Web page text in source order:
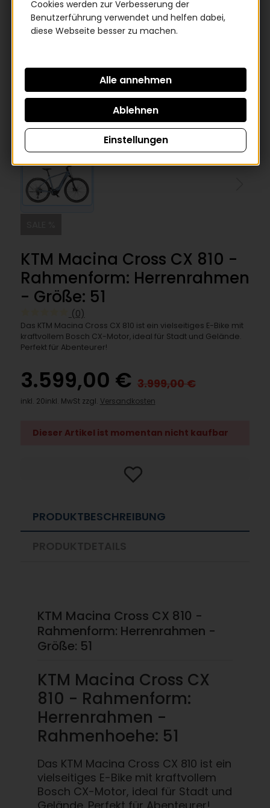
KTM Macina Cross CX 810 -
Rahmenform: Herrenrahmen
- Größe: 51
(0)
Das KTM Macina Cross CX 810 ist ein vielseitiges E-Bike mit
kraftvollem Bosch CX-Motor, ideal für Stadt und Gelände.
Perfekt für Abenteurer!
3.599,00 € 3.999,00 €
inkl. 20inkl. MwSt zzgl. Versandkosten
Dieser Artikel ist momentan nicht kaufbar
PRODUKTBESCHREIBUNG
KTM Macina Cross CX 810 -
Rahmenform: Herrenrahmen -
Größe: 51
KTM Macina Cross CX
810 - Rahmenform:
Herrenrahmen -
Rahmenhoehe: 51
Das KTM Macina Cross CX 810 ist ein
vielseitiges E-Bike mit kraftvollem
Bosch CX-Motor, ideal für Stadt und
Cookies werden zur Verbesserung der
Benutzerführung verwendet und helfen dabei,
diese Webseite besser zu machen.
Einstellungen